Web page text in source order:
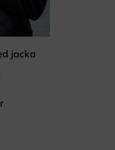
jacka